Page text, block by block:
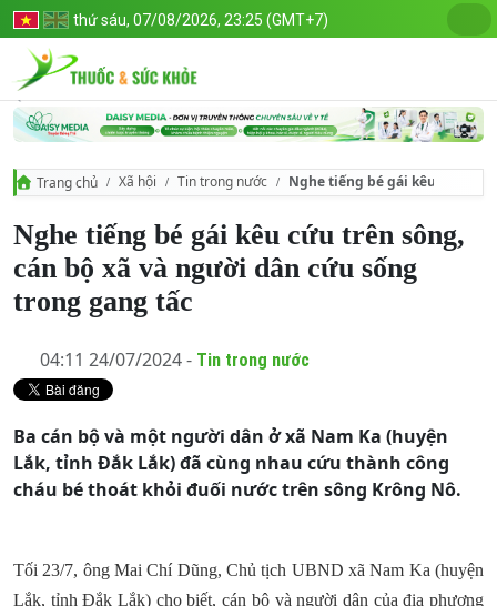
thứ sáu, 07/08/2026, 23:25 (GMT+7)
Trang chủ Xã hội Tin trong nước Nghe tiếng bé gái kêu cứu
Nghe tiếng bé gái kêu cứu trên sông,
cán bộ xã và người dân cứu sống
trong gang tấc
04:11 24/07/2024 - Tin trong nước
Ba cán bộ và một người dân ở xã Nam Ka (huyện
Lắk, tỉnh Đắk Lắk) đã cùng nhau cứu thành công
cháu bé thoát khỏi đuối nước trên sông Krông Nô.
Tối 23/7, ông Mai Chí Dũng, Chủ tịch UBND xã Nam Ka (huyện
Lắk, tỉnh Đắk Lắk) cho biết, cán bộ và người dân của địa phương